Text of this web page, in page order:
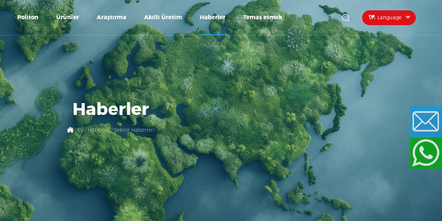
Politon Ürünler Araştırma Akıllı Üretim Haberler Temas etmek Language
Haberler
Ev/Haberler/Sektör Haberleri
Email